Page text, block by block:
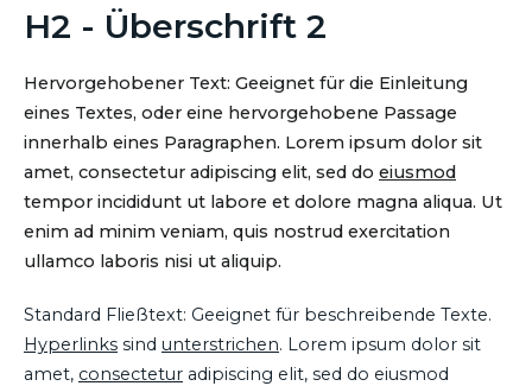
H2 - Überschrift 2
Hervorgehobener Text: Geeignet für die Einleitung
eines Textes, oder eine hervorgehobene Passage
innerhalb eines Paragraphen. Lorem ipsum dolor sit
amet, consectetur adipiscing elit, sed do eiusmod
tempor incididunt ut labore et dolore magna aliqua. Ut
enim ad minim veniam, quis nostrud exercitation
ullamco laboris nisi ut aliquip.
Standard Fließtext: Geeignet für beschreibende Texte.
Hyperlinks sind unterstrichen. Lorem ipsum dolor sit
amet, consectetur adipiscing elit, sed do eiusmod